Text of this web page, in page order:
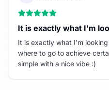
It is exactly what I’m
It is exactly what I’m
where to go to achieve
simple with a nice vibe :)